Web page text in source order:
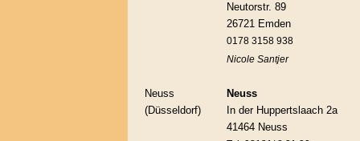
Neutorstr. 89
26721 Emden
0178 3158 938
Nicole Santjer
Neuss
Neuss
(Düsseldorf)
In der Huppertslaach 2a
41464 Neuss